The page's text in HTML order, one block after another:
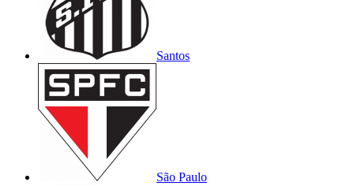
Santos
São Paulo